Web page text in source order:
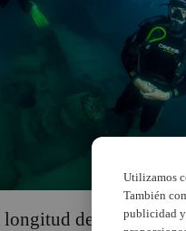
de 60 metros,
Utilizamos
También
publicidad y